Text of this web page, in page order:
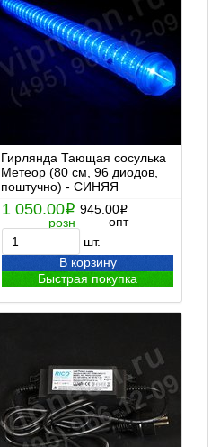
Гирлянда Тающая сосулька
Метеор (80 см, 96 диодов,
поштучно) - СИНЯЯ
1 050.00i
розн
945.00i
опт
шт.
В корзину
Быстрая покупка